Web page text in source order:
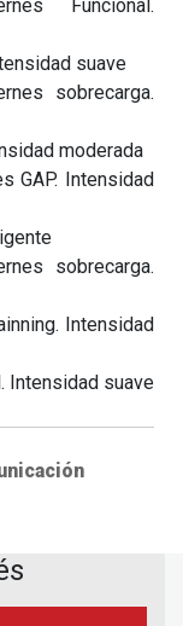
Funcional.
suave
sobrecarga.
moderada
GAP. Intensidad
sobrecarga.
Intensidad
Intensidad suave